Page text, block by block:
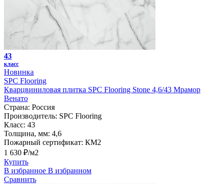
43
класс
Новинка
SPC Flooring
Кварцвиниловая плитка SPC Flooring Stone 4,6/43 Мрамор
Венато
Страна: Россия
Производитель: SPC Flooring
Класс: 43
Толщина, мм: 4,6
Пожарный сертификат: КМ2
1 630 ₽/м2
Купить
В избранное В избранном
Сравнить